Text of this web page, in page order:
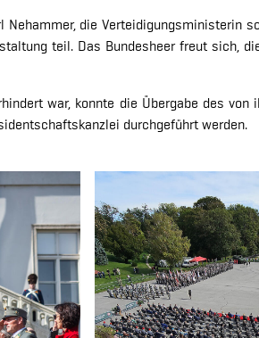
die Verteidigungsministerin
teil. Das Bundesheer freut sich,
war, konnte die Übergabe des
durchgeführt werden.